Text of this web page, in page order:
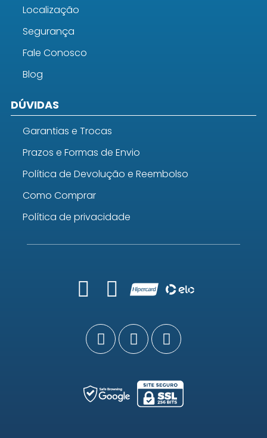
Localização
Segurança
Fale Conosco
Blog
DÚVIDAS
Garantias e Trocas
Prazos e Formas de Envio
Política de Devolução e Reembolso
Como Comprar
Política de privacidade